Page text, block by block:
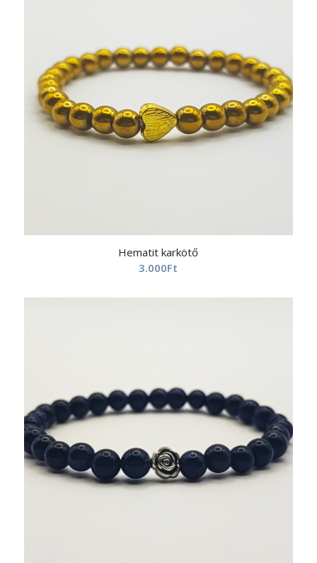
Hematit karkötő
3.000Ft